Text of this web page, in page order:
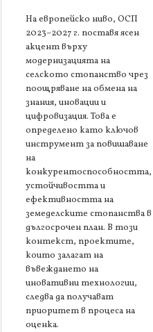
На европейско ниво, ОСП
2023–2027 г. поставя ясен
акцент върху
модернизацията на
селското стопанство чрез
поощряване на обмена на
знания, иновации и
цифровизация. Това е
определено като ключов
инструмент за повишаване
на
конкурентоспособността,
устойчивостта и
ефективността на
земеделските стопанства в
дългосрочен план. В този
контекст, проектите,
които залагат на
въвеждането на
иновативни технологии,
следва да получават
приоритет в процеса на
оценка.